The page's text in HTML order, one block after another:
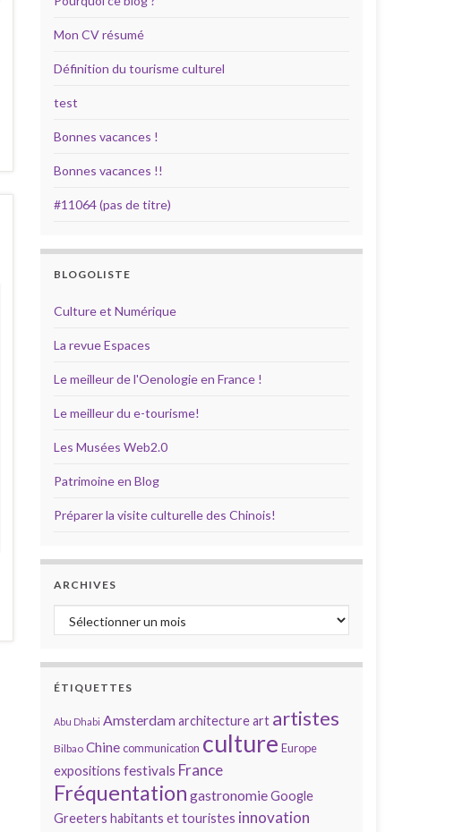
Mon CV résumé
Définition du tourisme culturel
test
Bonnes vacances !
Bonnes vacances !!
#11064 (pas de titre)
BLOGOLISTE
Culture et Numérique
La revue Espaces
Le meilleur de l'Oenologie en France !
Le meilleur du e-tourisme!
Les Musées Web2.0
Patrimoine en Blog
Préparer la visite culturelle des Chinois!
ARCHIVES
Archives
ÉTIQUETTES
Abu Dhabi Amsterdamarchitectureart artistes
Bilbao Chinecommunication culture Europe
expositions festivals France
Fréquentation gastronomieGoogle
Greeters habitants et touristes innovation